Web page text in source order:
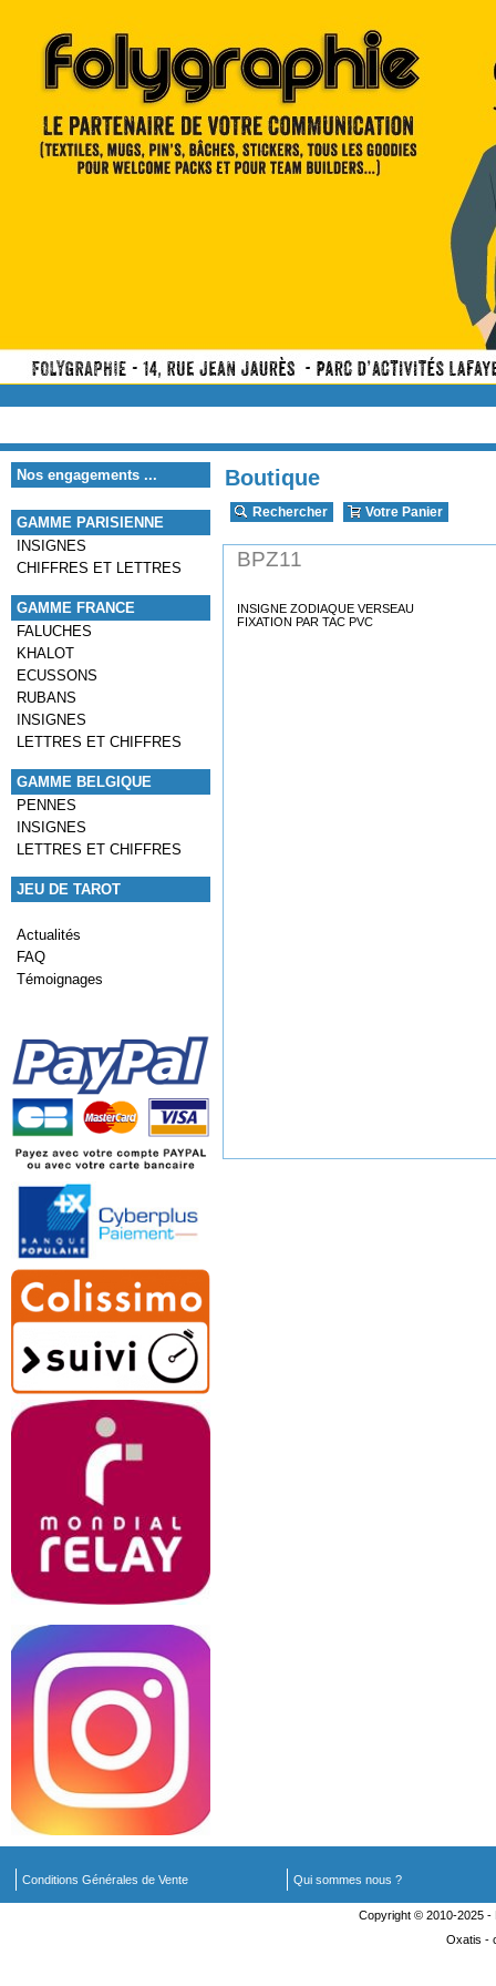
Nos engagements ...
GAMME PARISIENNE
INSIGNES
CHIFFRES ET LETTRES
GAMME FRANCE
FALUCHES
KHALOT
ECUSSONS
RUBANS
INSIGNES
LETTRES ET CHIFFRES
GAMME BELGIQUE
PENNES
INSIGNES
LETTRES ET CHIFFRES
JEU DE TAROT
Actualités
FAQ
Témoignages
Boutique
Rechercher Votre Panier
BPZ11
INSIGNE ZODIAQUE VERSEAU
FIXATION PAR TAC PVC
Conditions Générales de Vente Qui sommes nous ?
Copyright © 2010-2025 -
Oxatis -